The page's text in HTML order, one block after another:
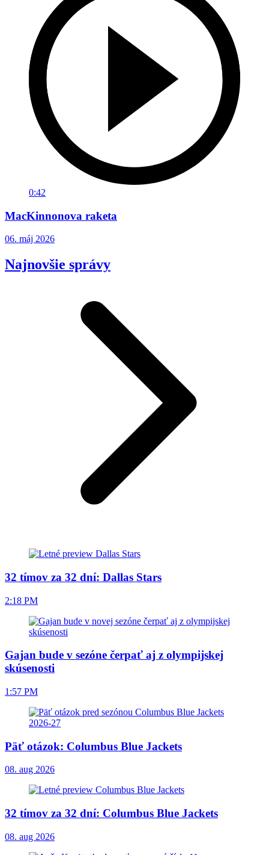
0:42
MacKinnonova raketa
06. máj 2026
Najnovšie správy
32 tímov za 32 dní: Dallas Stars
2:18 PM
Gajan bude v sezóne čerpať aj z olympijskej
skúsenosti
1:57 PM
Päť otázok: Columbus Blue Jackets
08. aug 2026
32 tímov za 32 dní: Columbus Blue Jackets
08. aug 2026